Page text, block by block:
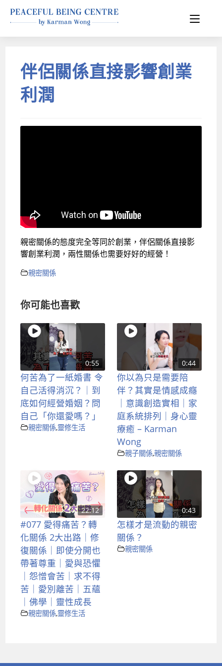
伴侶關係直接影響創業
利潤
親密關係的態度完全等同於創業，伴侶關係直接影
響創業利潤，兩性關係也需要好好的經營！
親密關係
你可能也喜歡
0:55
何苦為了一紙婚書 令
自己活得消沉？｜到
底如何經營婚姻？問
自己「你還愛嗎？」
親密關係,靈修生活
0:44
你以為只是需要陪
伴？其實是情感成癮
｜意識創造實相｜家
庭系統排列｜身心靈
療癒 – Karman
Wong
親子關係,親密關係
22:12
#077 愛得痛苦？轉
化關係 2大出路｜修
復關係｜即使分開也
帶著尊重｜愛與恐懼
｜怨憎會苦｜求不得
苦｜愛別離苦｜五蘊
｜佛學｜靈性成長
親密關係,靈修生活
0:43
怎樣才是流動的親密
關係？
親密關係